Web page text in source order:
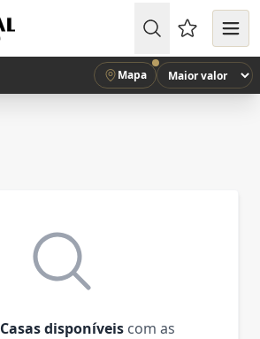
Favoritos
Mapa
Casas disponíveis com as